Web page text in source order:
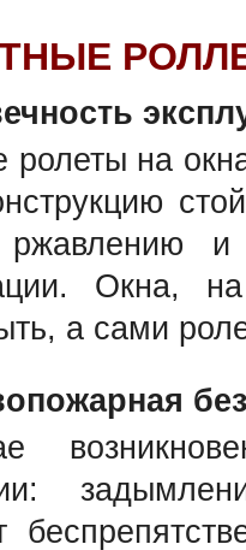
на
ржавлению и
Окна,
а сами